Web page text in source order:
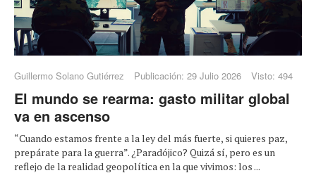
Guillermo Solano Gutiérrez Publicación: 29 Julio 2026 Visto: 494
El mundo se rearma: gasto militar global
va en ascenso
“Cuando estamos frente a la ley del más fuerte, si quieres paz,
prepárate para la guerra”. ¿Paradójico? Quizá sí, pero es un
reflejo de la realidad geopolítica en la que vivimos: los ...